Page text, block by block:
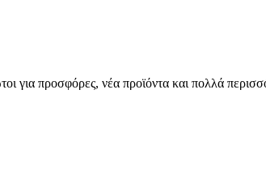
για προσφόρες, νέα προϊόντα και πολλά